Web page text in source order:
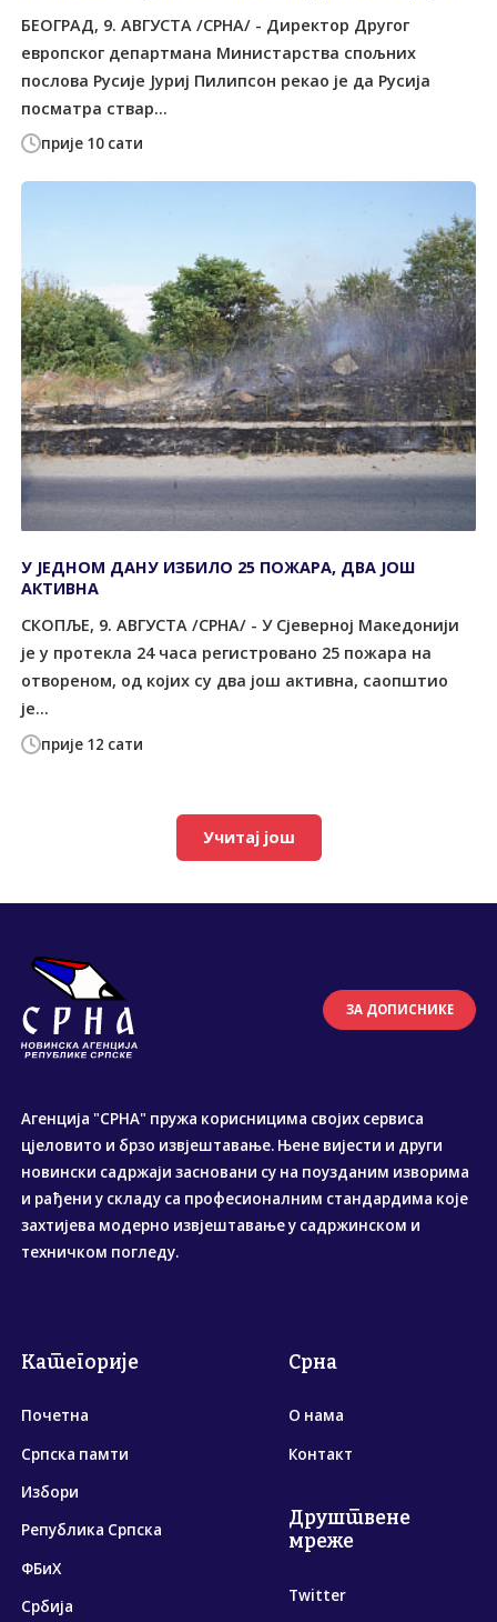
прије 10 сати
БЕОГРАД, 9. АВГУСТА /СРНА/ - Директор Другог
европског департмана Министарства спољних
послова Русије Јуриј Пилипсон рекао је да Русија
посматра ствар...
прије 12 сати
У ЈЕДНОМ ДАНУ ИЗБИЛО 25 ПОЖАРА, ДВА ЈОШ
АКТИВНА
СКОПЉЕ, 9. АВГУСТА /СРНА/ - У Сјеверној Македонији
је у протекла 24 часа регистровано 25 пожара на
отвореном, од којих су два још активна, саопштио
је...
Учитај још
ЗА ДОПИСНИКЕ
Агенција "СРНА" пружа корисницима својих сервиса
цјеловито и брзо извјештавање. Њене вијести и други
новински садржаји засновани су на поузданим изворима
и рађени у складу са професионалним стандардима које
захтијева модерно извјештавање у садржинском и
техничком погледу.
Категорије
Почетна
Српска памти
Избори
Република Српска
ФБиХ
Србија
Срна
О нама
Контакт
Друштвене
мреже
Twitter